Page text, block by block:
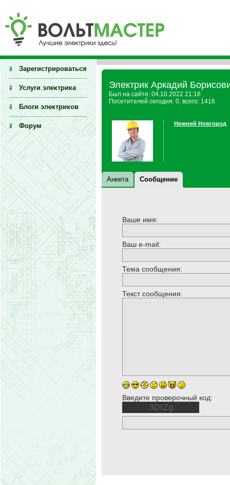
Зарегистрироваться
Услуги электрика
Блоги электриков
Форум
Электрик Аркадий
Был на сайте: 04.10.2022 21:16
Посетителей сегодня: 0, всего: 1416
Нижний Новгород
Анкета Сообщение
Ваше имя:
Ваш e-mail:
Тема сообщения:
Текст сообщения:
Введите проверочный код: